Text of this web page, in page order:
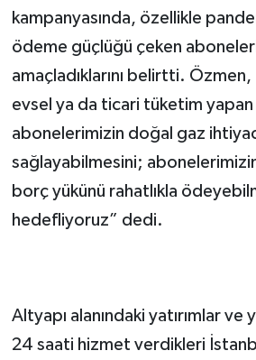
kampanyasında, özellikle
ödeme güçlüğü çeken
amaçladıklarını belirtti.
evsel ya da ticari tüketim
abonelerimizin doğal gaz
sağlayabilmesini;
borç yükünü rahatlıkla
hedefliyoruz” dedi.
Altyapı alanındaki yatırımlar ve
24 saati hizmet verdikleri